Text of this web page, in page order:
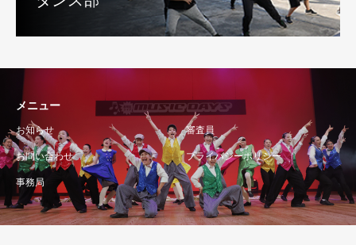
メニュー
お知らせ 審査員
お問い合わせ プライバシーポリシー
事務局